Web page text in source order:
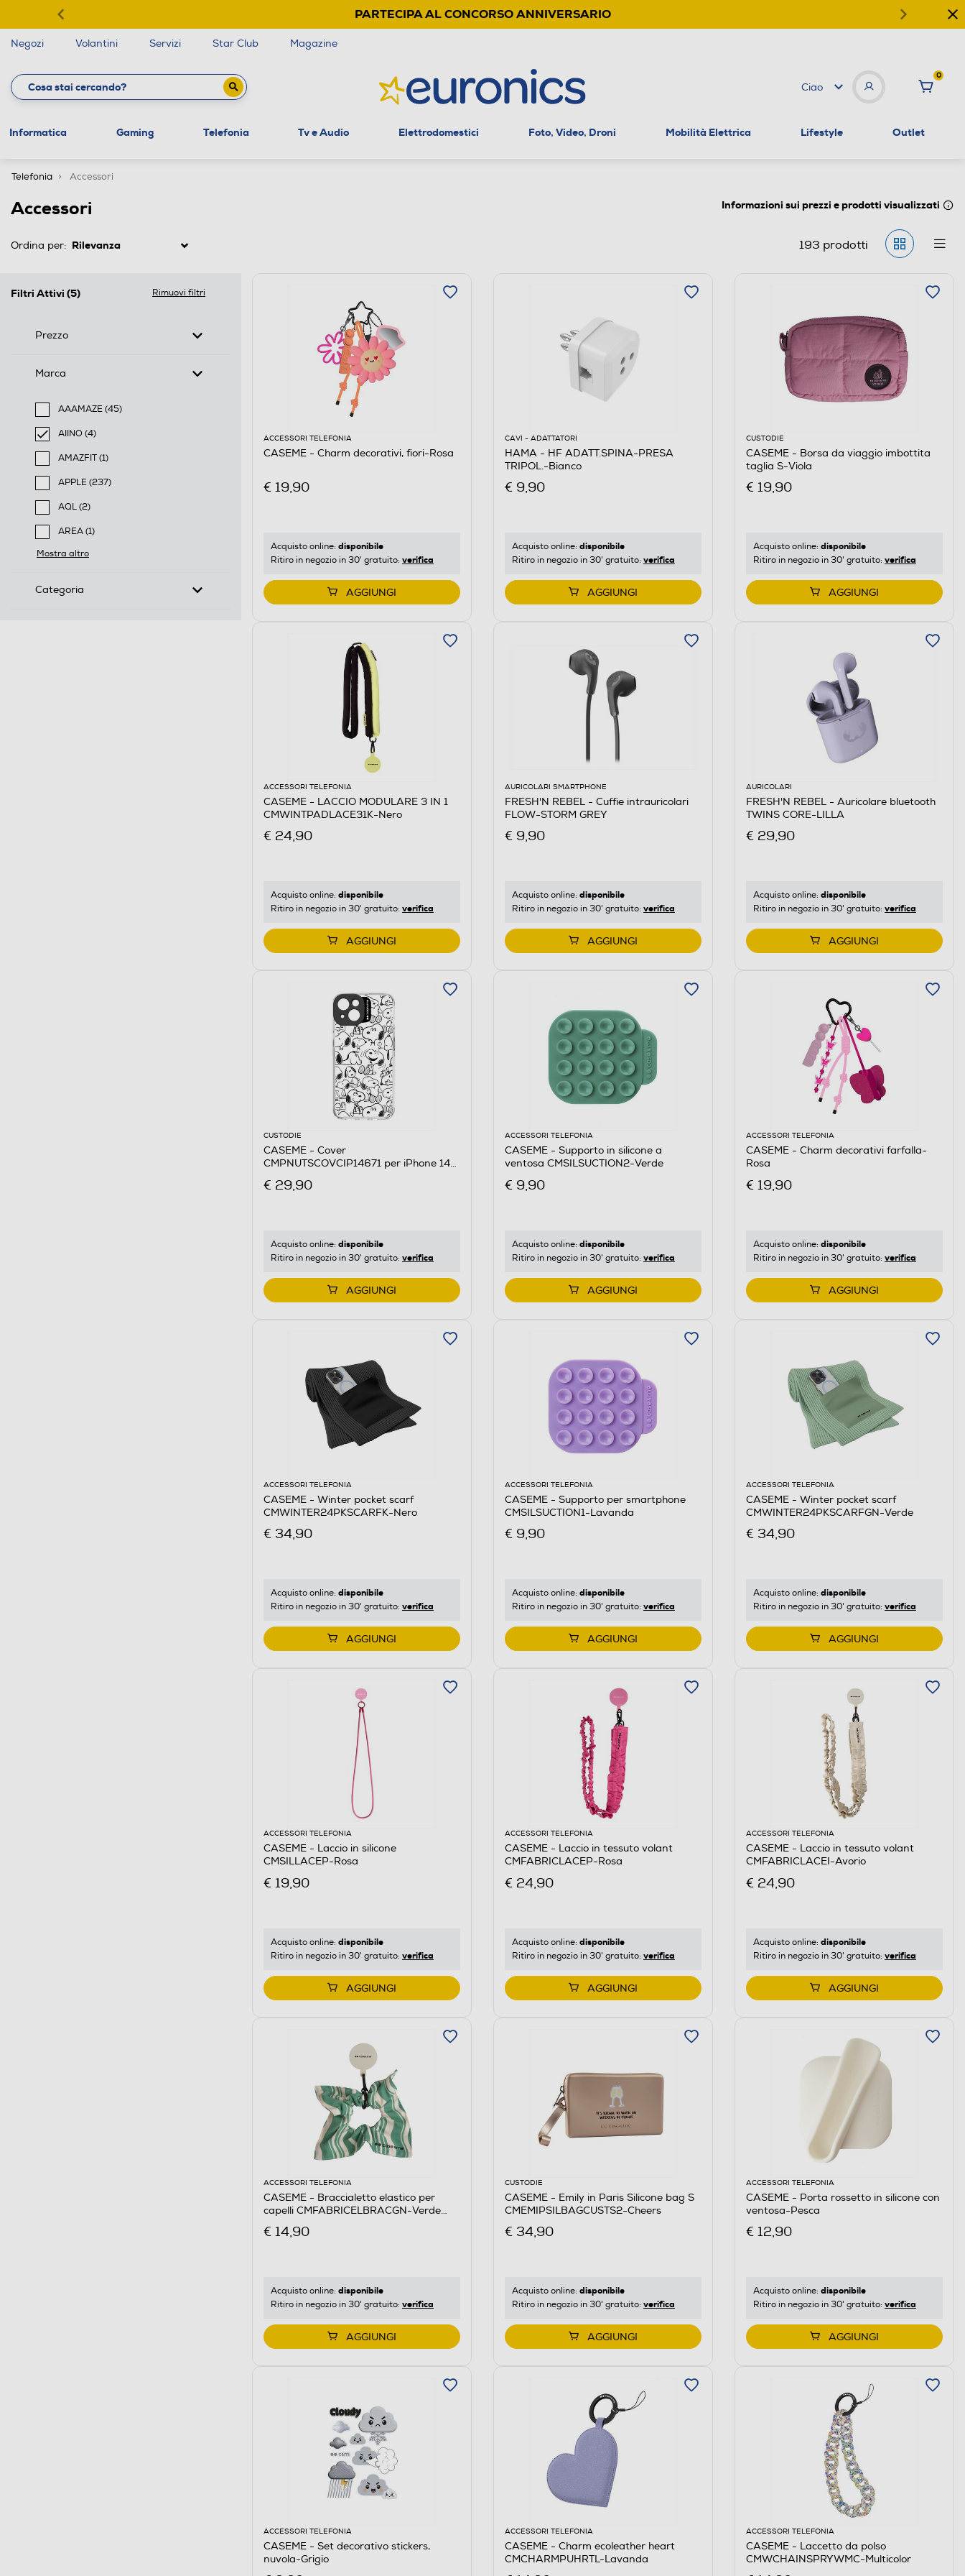
PARTECIPA AL CONCORSO ANNIVERSARIO
Negozi Volantini Servizi Star Club Magazine
Ciao
0
Informatica Gaming Telefonia Tv e Audio Elettrodomestici Foto, Video, Droni Mobilità Elettrica Lifestyle Outlet
Telefonia Accessori
Accessori Informazioni sui prezzi e prodotti visualizzati
Ordina per: 193 prodotti
Filtri Attivi (5) Rimuovi filtri
Prezzo
Marca
AAAMAZE (45)
Filtra per Marca: AAAMAZE
AIINO (4)
selected Filtro applicato per Marca: AIINO
AMAZFIT (1)
Filtra per Marca: AMAZFIT
APPLE (237)
Filtra per Marca: APPLE
AQL (2)
Filtra per Marca: AQL
AREA (1)
Filtra per Marca: AREA
Mostra altro
Categoria
ACCESSORI TELEFONIA
CASEME - Charm decorativi, fiori-Rosa
€ 19,90
Acquisto online: disponibile
Ritiro in negozio in 30' gratuito: verifica
AGGIUNGI
CAVI - ADATTATORI
HAMA - HF ADATT.SPINA-PRESA
TRIPOL.-Bianco
€ 9,90
Acquisto online: disponibile
Ritiro in negozio in 30' gratuito: verifica
AGGIUNGI
CUSTODIE
CASEME - Borsa da viaggio imbottita
taglia S-Viola
€ 19,90
Acquisto online: disponibile
Ritiro in negozio in 30' gratuito: verifica
AGGIUNGI
ACCESSORI TELEFONIA
CASEME - LACCIO MODULARE 3 IN 1
CMWINTPADLACE31K-Nero
€ 24,90
Acquisto online: disponibile
Ritiro in negozio in 30' gratuito: verifica
AGGIUNGI
AURICOLARI SMARTPHONE
FRESH'N REBEL - Cuffie intrauricolari
FLOW-STORM GREY
€ 9,90
Acquisto online: disponibile
Ritiro in negozio in 30' gratuito: verifica
AGGIUNGI
AURICOLARI
FRESH'N REBEL - Auricolare bluetooth
TWINS CORE-LILLA
€ 29,90
Acquisto online: disponibile
Ritiro in negozio in 30' gratuito: verifica
AGGIUNGI
CUSTODIE
CASEME - Cover
CMPNUTSCOVCIP14671 per iPhone 14
€ 29,90
Acquisto online: disponibile
Ritiro in negozio in 30' gratuito: verifica
AGGIUNGI
ACCESSORI TELEFONIA
CASEME - Supporto in silicone a
ventosa CMSILSUCTION2-Verde
€ 9,90
Acquisto online: disponibile
Ritiro in negozio in 30' gratuito: verifica
AGGIUNGI
ACCESSORI TELEFONIA
CASEME - Charm decorativi farfalla-
Rosa
€ 19,90
Acquisto online: disponibile
Ritiro in negozio in 30' gratuito: verifica
AGGIUNGI
ACCESSORI TELEFONIA
CASEME - Winter pocket scarf
CMWINTER24PKSCARFK-Nero
€ 34,90
Acquisto online: disponibile
Ritiro in negozio in 30' gratuito: verifica
AGGIUNGI
ACCESSORI TELEFONIA
CASEME - Supporto per smartphone
CMSILSUCTION1-Lavanda
€ 9,90
Acquisto online: disponibile
Ritiro in negozio in 30' gratuito: verifica
AGGIUNGI
ACCESSORI TELEFONIA
CASEME - Winter pocket scarf
CMWINTER24PKSCARFGN-Verde
€ 34,90
Acquisto online: disponibile
Ritiro in negozio in 30' gratuito: verifica
AGGIUNGI
ACCESSORI TELEFONIA
CASEME - Laccio in silicone
CMSILLACEP-Rosa
€ 19,90
Acquisto online: disponibile
Ritiro in negozio in 30' gratuito: verifica
AGGIUNGI
ACCESSORI TELEFONIA
CASEME - Laccio in tessuto volant
CMFABRICLACEP-Rosa
€ 24,90
Acquisto online: disponibile
Ritiro in negozio in 30' gratuito: verifica
AGGIUNGI
ACCESSORI TELEFONIA
CASEME - Laccio in tessuto volant
CMFABRICLACEI-Avorio
€ 24,90
Acquisto online: disponibile
Ritiro in negozio in 30' gratuito: verifica
AGGIUNGI
ACCESSORI TELEFONIA
CASEME - Braccialetto elastico per
capelli CMFABRICELBRACGN-Verde
€ 14,90
Acquisto online: disponibile
Ritiro in negozio in 30' gratuito: verifica
AGGIUNGI
CUSTODIE
CASEME - Emily in Paris Silicone bag S
CMEMIPSILBAGCUSTS2-Cheers
€ 34,90
Acquisto online: disponibile
Ritiro in negozio in 30' gratuito: verifica
AGGIUNGI
ACCESSORI TELEFONIA
CASEME - Porta rossetto in silicone con
ventosa-Pesca
€ 12,90
Acquisto online: disponibile
Ritiro in negozio in 30' gratuito: verifica
AGGIUNGI
ACCESSORI TELEFONIA
CASEME - Set decorativo stickers,
nuvola-Grigio
ACCESSORI TELEFONIA
CASEME - Charm ecoleather heart
CMCHARMPUHRTL-Lavanda
ACCESSORI TELEFONIA
CASEME - Laccetto da polso
CMWCHAINSPRYWMC-Multicolor